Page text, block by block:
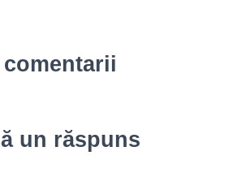
comentarii
un răspuns